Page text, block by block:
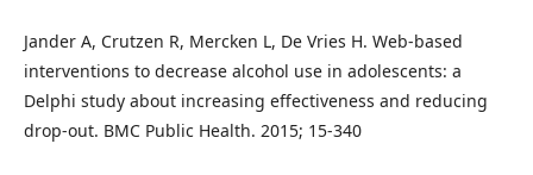
Jander A, Crutzen R, Mercken L, De Vries H. Web-based
interventions to decrease alcohol use in adolescents: a
Delphi study about increasing effectiveness and reducing
drop-out. BMC Public Health. 2015; 15-340